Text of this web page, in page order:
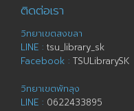
ติดต่อเรา
วิทยาเขตสงขลา
LINE : tsu_library_sk
Facebook : TSULibrarySK
วิทยาเขตพัทลุง
LINE : 0622433895